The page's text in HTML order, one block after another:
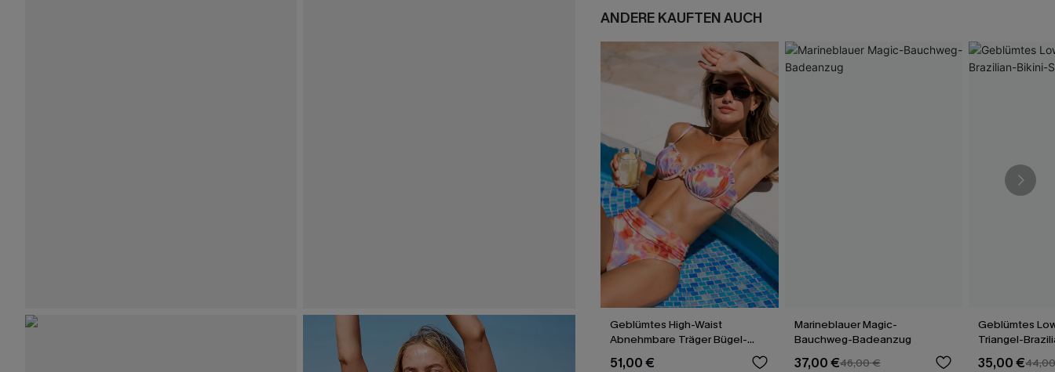
ANDERE KAUFTEN AUCH
Geblümtes High-Waist
Abnehmbare Träger Bügel-
Bikini-Set
51,00 €
Marineblauer Magic-
Bauchweg-Badeanzug
37,00 €46,00 €
Geblümtes
Triangel-
35,00 €